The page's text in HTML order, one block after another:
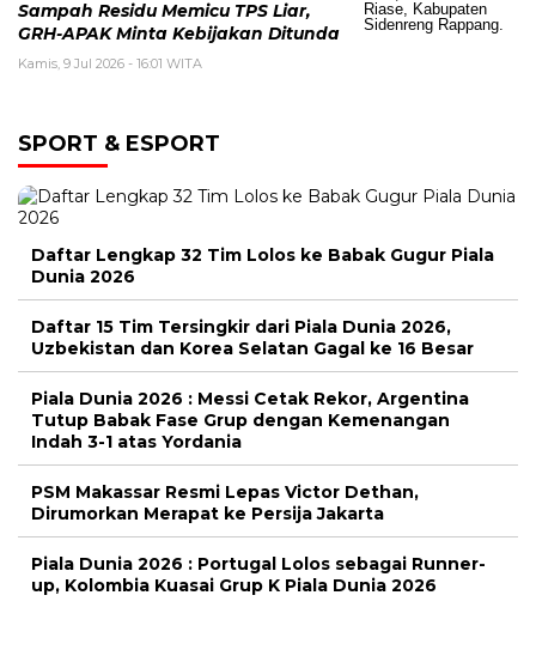
Sampah Residu Memicu TPS Liar,
GRH-APAK Minta Kebijakan Ditunda
Kamis, 9 Jul 2026 - 16:01 WITA
SPORT & ESPORT
Daftar Lengkap 32 Tim Lolos ke Babak Gugur Piala
Dunia 2026
Daftar 15 Tim Tersingkir dari Piala Dunia 2026,
Uzbekistan dan Korea Selatan Gagal ke 16 Besar
Piala Dunia 2026 : Messi Cetak Rekor, Argentina
Tutup Babak Fase Grup dengan Kemenangan
Indah 3-1 atas Yordania
PSM Makassar Resmi Lepas Victor Dethan,
Dirumorkan Merapat ke Persija Jakarta
Piala Dunia 2026 : Portugal Lolos sebagai Runner-
up, Kolombia Kuasai Grup K Piala Dunia 2026